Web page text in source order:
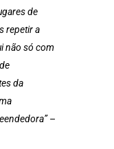
de
repetir a
não só com
da
–